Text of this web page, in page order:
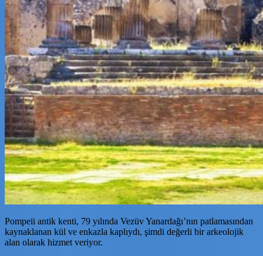
Pompeii antik kenti, 79 yılında Vezüv Yanardağı’nın patlamasından
kaynaklanan kül ve enkazla kaplıydı, şimdi değerli bir arkeolojik
alan olarak hizmet veriyor.